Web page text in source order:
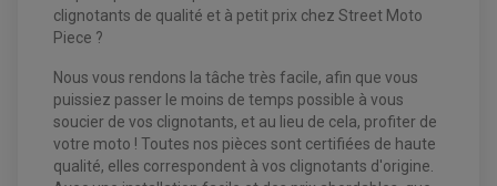
FREINAGE
ACCESSOIRE + VISSERIE FREINAGE
DISQUE DE FREIN
KIT DURITE DE FREIN
KIT DURITE DE FREIN QUAD
KIT REPARATION MAÎTRE CYLINDRE QUAD / SSV
PLAQUETTES DE FREIN QUAD / SSV
HUILE ET PRODUIT D'ENTRETIEN QUAD
HUILE POUR QUAD
PRODUIT D'ENTRETIEN QUAD
MOUSSE
CHAMBRE À AIR
EQUIPEMENT FREINAGE MOTO CROSS ET
ENDURO
ACCESSOIRES FREINAGE
DISQUE DE FREIN AVANT
DISQUE DE FREIN ARRIÈRE
PLAQUETTE DE FREIN
clignotants de qualité et à petit prix chez Street Moto
Piece ?
Nous vous rendons la tâche très facile, afin que vous
puissiez passer le moins de temps possible à vous
soucier de vos clignotants, et au lieu de cela, profiter de
votre moto ! Toutes nos pièces sont certifiées de haute
qualité, elles correspondent à vos clignotants d'origine.